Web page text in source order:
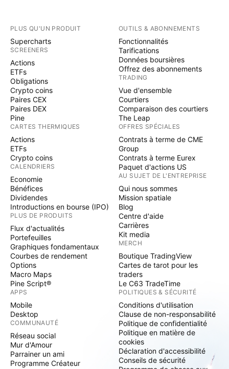
PLUS QU'UN PRODUIT
Supercharts
SCREENERS
Actions
ETFs
Obligations
Crypto coins
Paires CEX
Paires DEX
Pine
CARTES THERMIQUES
Actions
ETFs
Crypto coins
CALENDRIERS
Economie
Bénéfices
Dividendes
Introductions en bourse (IPO)
PLUS DE PRODUITS
Flux d'actualités
Portefeuilles
Graphiques fondamentaux
Courbes de rendement
Options
Macro Maps
Pine Script®
APPS
Mobile
Desktop
COMMUNAUTÉ
Réseau social
Mur d'Amour
Parrainer un ami
Programme Créateur
OUTILS & ABONNEMENTS
Fonctionnalités
Tarifications
Données boursières
Offrez des abonnements
TRADING
Vue d'ensemble
Courtiers
Comparaison des courtiers
The Leap
OFFRES SPÉCIALES
Contrats à terme de CME
Group
Contrats à terme Eurex
Paquet d'actions US
AU SUJET DE L'ENTREPRISE
Qui nous sommes
Mission spatiale
Blog
Centre d'aide
Carrières
Kit media
MERCH
Boutique TradingView
Cartes de tarot pour les
traders
Le C63 TradeTime
POLITIQUES & SÉCURITÉ
Conditions d'utilisation
Clause de non-responsabilité
Politique de confidentialité
Politique en matière de
cookies
Déclaration d'accessibilité
Conseils de sécurité